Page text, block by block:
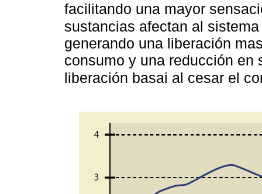
facilitando una mayor
sustancias afectan al
generando una liberación
consumo y una reducción en
liberación basai al cesar el